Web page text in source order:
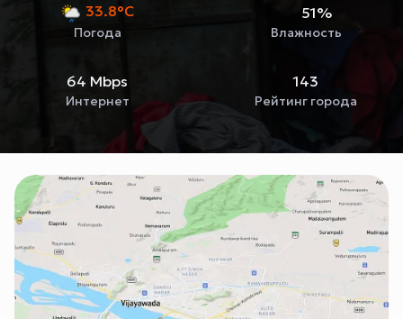
33.8°C
Погода
51%
Влажность
64 Mbps
Интернет
143
Рейтинг города